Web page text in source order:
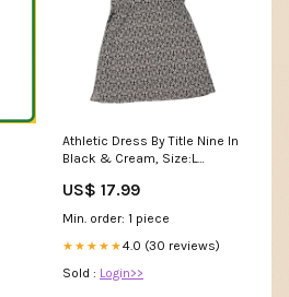
Athletic Dress By Title Nine In
Black & Cream, Size:L
US$ 17.99
Min. order: 1 piece
★★★★★4.0 (30 reviews)
Sold : Login>>